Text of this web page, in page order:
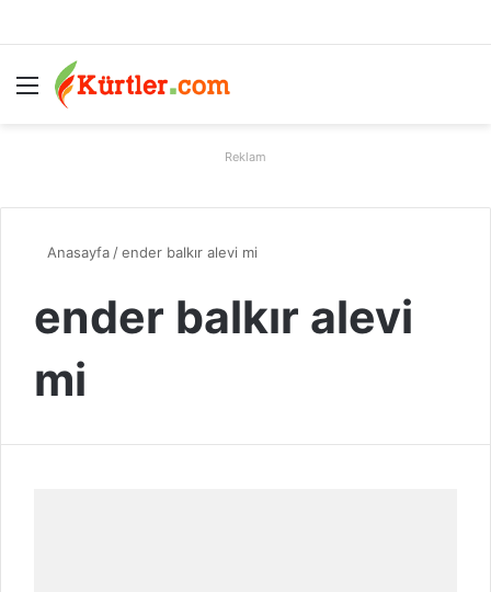
Menü
Reklam
Anasayfa /ender balkır alevi mi
ender balkır alevi
mi